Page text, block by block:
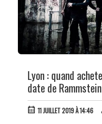
Lyon : quand
date de
11 JUILLET 2019 À 14:46